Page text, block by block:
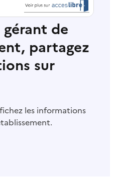
de
partagez
sur
les informations